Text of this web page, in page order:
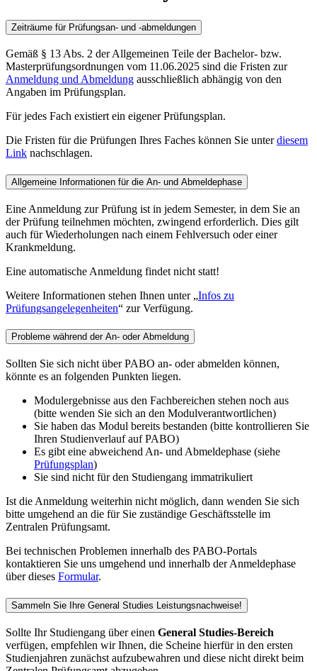
Zeiträume für Prüfungsan- und -abmeldungen
Gemäß § 13 Abs. 2 der Allgemeinen Teile der Bachelor- bzw.
Masterprüfungsordnungen vom 11.06.2025 sind die Fristen zur
Anmeldung und Abmeldung ausschließlich abhängig von den
Angaben im Prüfungsplan.
Für jedes Fach existiert ein eigener Prüfungsplan.
Die Fristen für die Prüfungen Ihres Faches können Sie unterdiesem
Link nachschlagen.
Allgemeine Informationen für die An- und Abmeldephase
Eine Anmeldung zur Prüfung ist in jedem Semester, in dem Sie an
der Prüfung teilnehmen möchten, zwingend erforderlich. Dies gilt
auch für Wiederholungen nach einem Fehlversuch oder einer
Krankmeldung.
Eine automatische Anmeldung findet nicht statt!
Weitere Informationen stehen Ihnen unter „Infos zu
Prüfungsangelegenheiten“ zur Verfügung.
Probleme während der An- oder Abmeldung
Sollten Sie sich nicht über PABO an- oder abmelden können,
könnte es an folgenden Punkten liegen.
Modulergebnisse aus den Fachbereichen stehen noch aus
(bitte wenden Sie sich an den Modulverantwortlichen)
Sie haben das Modul bereits bestanden (bitte kontrollieren Sie
Ihren Studienverlauf auf PABO)
Es gibt eine abweichend An- und Abmeldephase (siehe
Prüfungsplan)
Sie sind nicht für den Studiengang immatrikuliert
Ist die Anmeldung weiterhin nicht möglich, dann wenden Sie sich
bitte umgehend an die für Sie zuständige Geschäftsstelle im
Zentralen Prüfungsamt.
Bei technischen Problemen innerhalb des PABO-Portals
kontaktieren Sie uns umgehend und innerhalb der Anmeldephase
über dieses Formular.
Sammeln Sie Ihre General Studies Leistungsnachweise!
Sollte Ihr Studiengang über einen General Studies-Bereich
verfügen, empfehlen wir Ihnen, die Scheine hierfür in den ersten
Studienjahren zunächst aufzubewahren und diese nicht direkt beim